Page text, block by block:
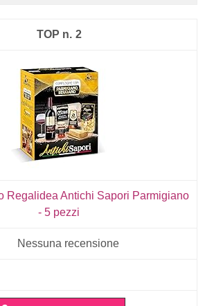
2
Regalidea Antichi Sapori Parmigiano
- 5 pezzi
Nessuna recensione